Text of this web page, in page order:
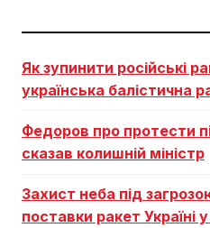
Як зупинити російські
українська балістична
Федоров про протести
сказав колишній міністр
Захист неба під
поставки ракет Україні